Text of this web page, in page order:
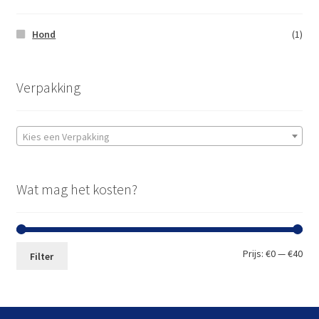
Hond (1)
Verpakking
Kies een Verpakking
Wat mag het kosten?
Min.
Filter Prijs:€0—€40